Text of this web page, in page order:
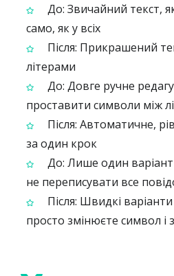
До: Звичайний текст,
само, як у всіх
Після: Прикрашений
літерами
До: Довге ручне
проставити символи між
Після: Автоматичне,
за один крок
До: Лише один
не переписувати все
Після: Швидкі
просто змінюєте символ і